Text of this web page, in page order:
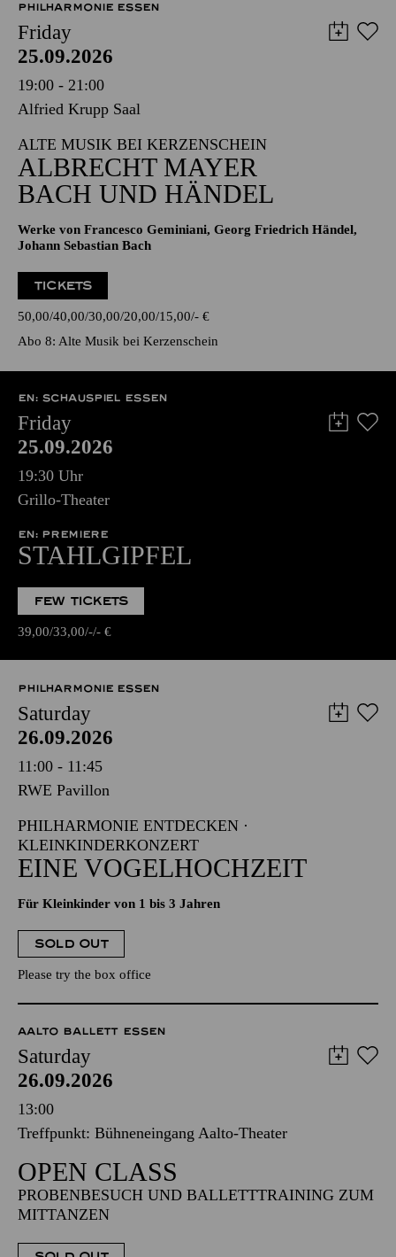
PHILHARMONIE ESSEN
Friday
25.09.2026
19:00 - 21:00
Alfried Krupp Saal
ALTE MUSIK BEI KERZENSCHEIN
ALBRECHT MAYER
BACH UND HÄNDEL
Werke von Francesco Geminiani, Georg Friedrich Händel,
Johann Sebastian Bach
TICKETS
50,00 40,00 30,00 20,00 15,00 - €
Abo 8: Alte Musik bei Kerzenschein
EN: SCHAUSPIEL ESSEN
Friday
25.09.2026
19:30 Uhr
Grillo-Theater
EN: PREMIERE
STAHLGIPFEL
FEW TICKETS
39,00 33,00 - - €
PHILHARMONIE ESSEN
Saturday
26.09.2026
11:00 - 11:45
RWE Pavillon
PHILHARMONIE ENTDECKEN ·
KLEINKINDERKONZERT
EINE VOGELHOCHZEIT
Für Kleinkinder von 1 bis 3 Jahren
SOLD OUT
Please try the box office
AALTO BALLETT ESSEN
Saturday
26.09.2026
13:00
Treffpunkt: Bühneneingang Aalto-Theater
OPEN CLASS
PROBENBESUCH UND BALLETTTRAINING ZUM
MITTANZEN